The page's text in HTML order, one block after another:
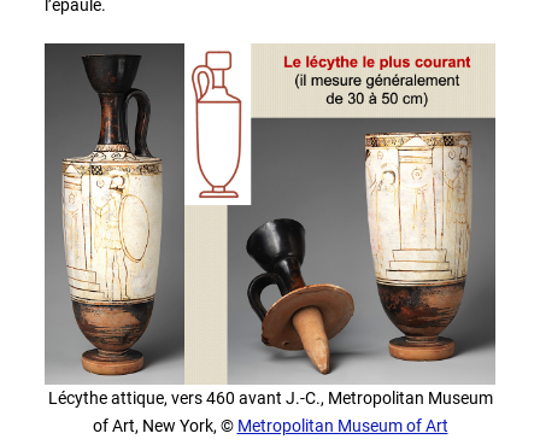
l’épaule.
Lécythe attique, vers 460 avant J.-C., Metropolitan Museum
of Art, New York, © Metropolitan Museum of Art